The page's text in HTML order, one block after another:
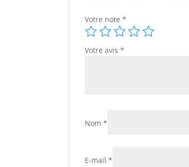
Votre note*
Votre avis*
Nom*
E-mail*